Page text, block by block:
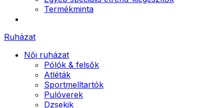
Termékminta
Ruházat
Női ruházat
Pólók & felsők
Atléták
Sportmelltartók
Pulóverek
Dzsekik